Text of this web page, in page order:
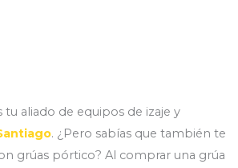
tu aliado de equipos de izaje y
. ¿Pero sabías que también te
grúas pórtico? Al comprar una grúa